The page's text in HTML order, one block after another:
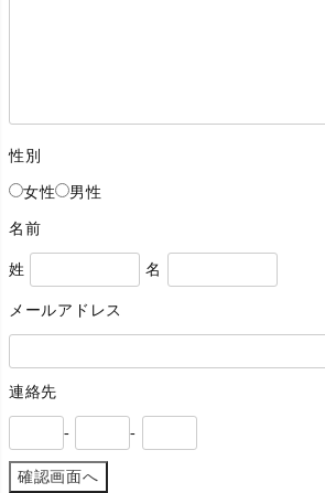
性別
女性 男性
名前
姓 名
メールアドレス
連絡先
- -